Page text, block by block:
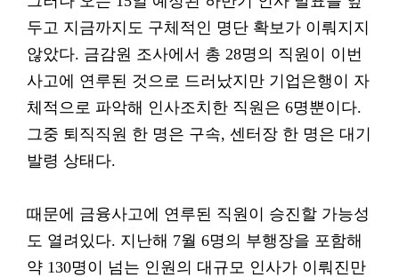
두고 지금까지도 구체적인 명단 확보가 이뤄지지
않았다. 금감원 조사에서 총 28명의 직원이 이번
사고에 연루된 것으로 드러났지만 기업은행이 자
체적으로 파악해 인사조치한 직원은 6명뿐이다.
그중 퇴직직원 한 명은 구속, 센터장 한 명은 대기
발령 상태다.
때문에 금융사고에 연루된 직원이 승진할 가능성
도 열려있다. 지난해 7월 6명의 부행장을 포함해
약 130명이 넘는 인원의 대규모 인사가 이뤄진만